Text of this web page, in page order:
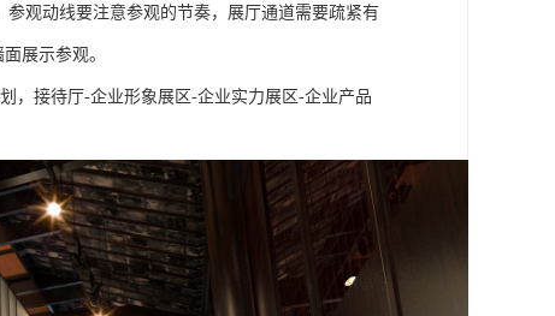
观动线要注意参观的节奏，展厅通道需要疏紧有
展示参观。
，接待厅-企业形象展区-企业实力展区-企业产品